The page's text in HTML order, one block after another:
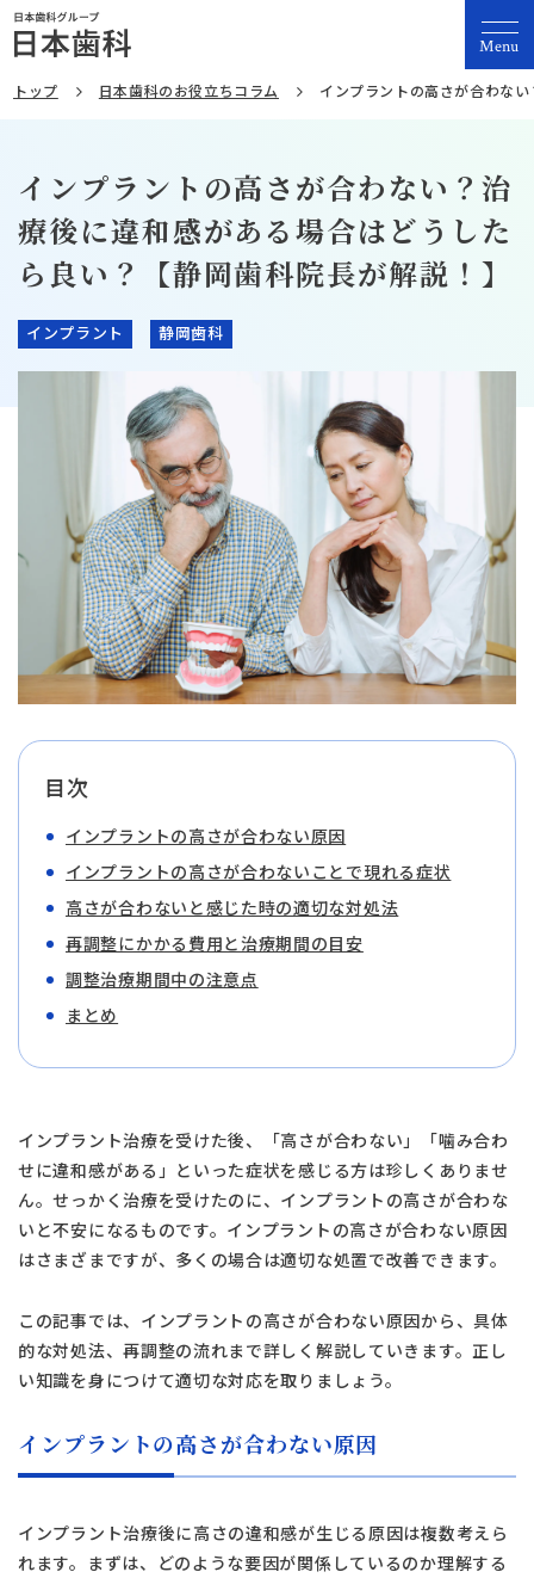
Menu
トップ 日本歯科のお役立ちコラム インプラントの高さが合わな
インプラントの高さが合わない？治
療後に違和感がある場合はどうした
ら良い？【静岡歯科院長が解説！】
インプラント 静岡歯科
目次
インプラントの高さが合わない原因
インプラントの高さが合わないことで現れる症状
高さが合わないと感じた時の適切な対処法
再調整にかかる費用と治療期間の目安
調整治療期間中の注意点
まとめ
インプラント治療を受けた後、「高さが合わない」「噛み合わ
せに違和感がある」といった症状を感じる方は珍しくありませ
ん。せっかく治療を受けたのに、インプラントの高さが合わな
いと不安になるものです。インプラントの高さが合わない原因
はさまざまですが、多くの場合は適切な処置で改善できます。
この記事では、インプラントの高さが合わない原因から、具体
的な対処法、再調整の流れまで詳しく解説していきます。正し
い知識を身につけて適切な対応を取りましょう。
インプラントの高さが合わない原因
インプラント治療後に高さの違和感が生じる原因は複数考えら
れます。まずは、どのような要因が関係しているのか理解する